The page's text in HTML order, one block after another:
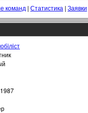
команд | Статистика | Заявки